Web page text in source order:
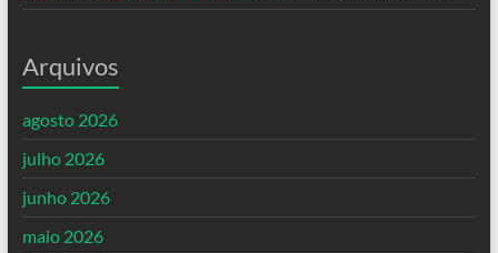
Arquivos
agosto 2026
julho 2026
junho 2026
maio 2026